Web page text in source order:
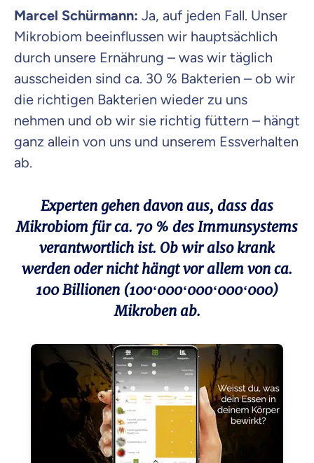
Marcel Schürmann: Ja, auf jeden Fall. Unser
Mikrobiom beeinflussen wir hauptsächlich
durch unsere Ernährung – was wir täglich
ausscheiden sind ca. 30 % Bakterien – ob wir
die richtigen Bakterien wieder zu uns
nehmen und ob wir sie richtig füttern – hängt
ganz allein von uns und unserem Essverhalten
ab.
Experten gehen davon aus, dass das
Mikrobiom für ca. 70 % des Immunsystems
verantwortlich ist. Ob wir also krank
werden oder nicht hängt vor allem von ca.
100 Billionen (100‘000‘000‘000‘000)
Mikroben ab.